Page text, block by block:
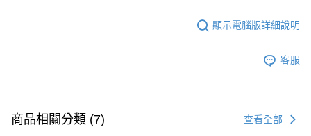
顯示電腦版詳細說明
客服
商品相關分類 (7) 查看全部